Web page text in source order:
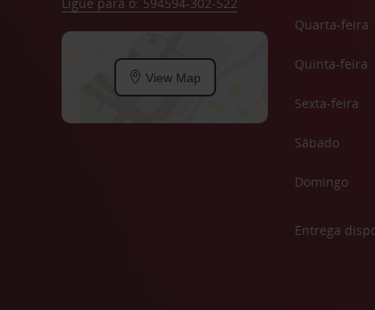
View Map
Quarta-feira
Quinta-feira
Sexta-feira
Sábado
Domingo
Entrega